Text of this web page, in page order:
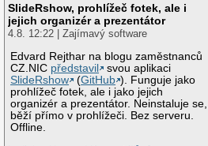
SlideRshow, prohlížeč fotek, ale i
jejich organizér a prezentátor
4.8. 12:22 | Zajímavý software
Edvard Rejthar na blogu zaměstnanců
CZ.NIC představil
svou aplikaci
SlideRshow
(GitHub ). Funguje jako
prohlížeč fotek, ale i jako jejich
organizér a prezentátor. Neinstaluje se,
běží přímo v prohlížeči. Bez serveru.
Offline.